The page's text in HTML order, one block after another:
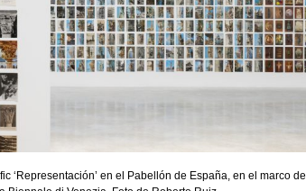
‘Representación’ en el Pabellón de España, en el marco de